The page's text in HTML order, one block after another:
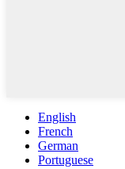
English
French
German
Portuguese